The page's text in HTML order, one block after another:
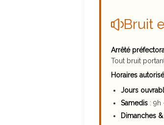
Bruit
Arrêté
Tout bruit
Horaires
Jours
Samedis : 9h
Dimanches